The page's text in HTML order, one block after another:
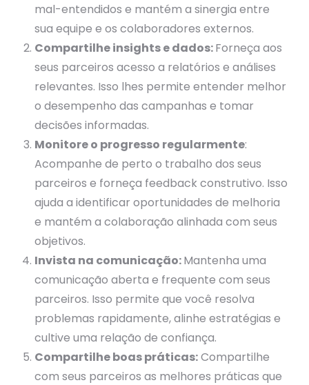
mal-entendidos e mantém a sinergia entre
sua equipe e os colaboradores externos.
Compartilhe insights e dados:Forneça aos
seus parceiros acesso a relatórios e análises
relevantes. Isso lhes permite entender melhor
o desempenho das campanhas e tomar
decisões informadas.
Monitore o progresso regularmente:
Acompanhe de perto o trabalho dos seus
parceiros e forneça feedback construtivo. Isso
ajuda a identificar oportunidades de melhoria
e mantém a colaboração alinhada com seus
objetivos.
Invista na comunicação:Mantenha uma
comunicação aberta e frequente com seus
parceiros. Isso permite que você resolva
problemas rapidamente, alinhe estratégias e
cultive uma relação de confiança.
Compartilhe boas práticas:Compartilhe
com seus parceiros as melhores práticas que